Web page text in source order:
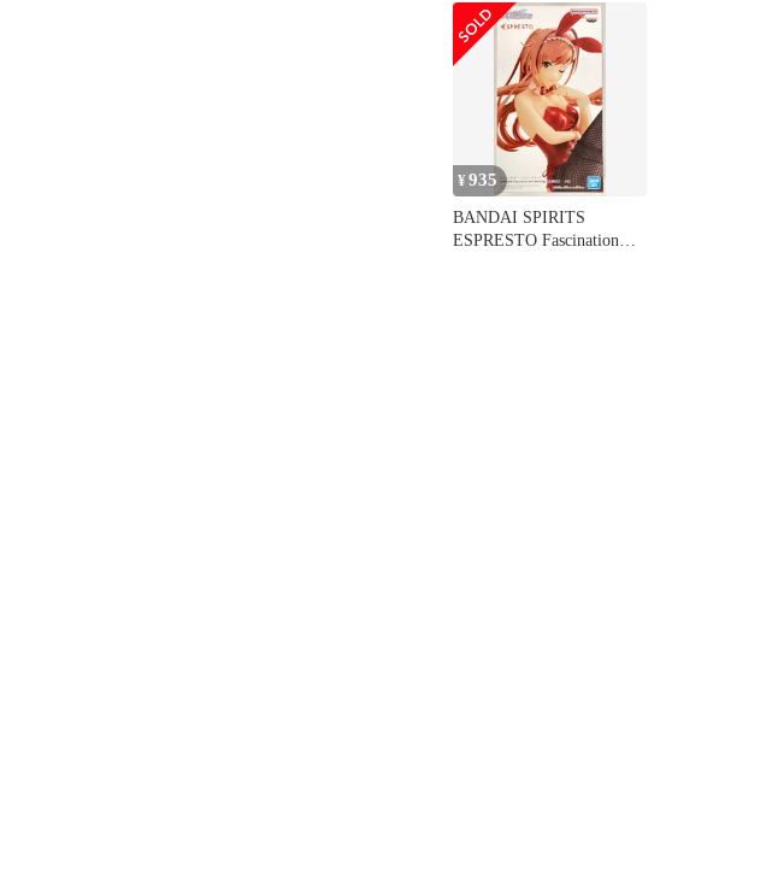
¥935
BANDAI SPIRITS
ESPRESTO Fascination